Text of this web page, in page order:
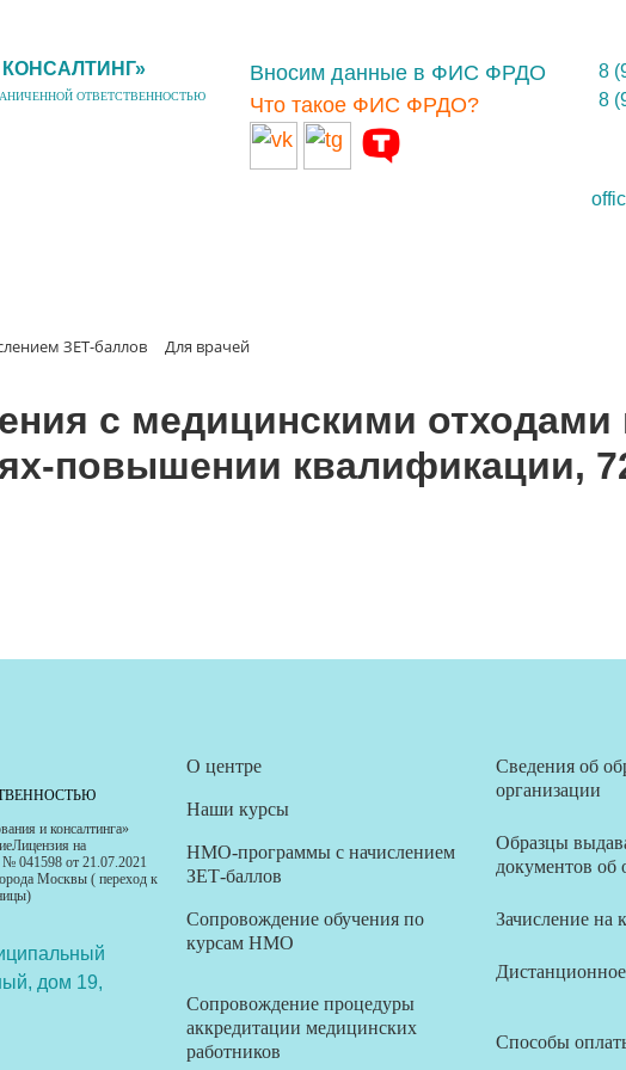
ОТВЕТСТВЕННОСТЬЮ
Вносим данные в ФИС ФРДО
Что такое ФИС ФРДО?
8
8
ЗЕТ-баллов Для врачей
с медицинскими
повышении квалификации,
и консалтинга»
на
№ 041598 от 21.07.2021
Москвы ( переход к
дом 19,
О центре
Наши курсы
НМО-программы с начислением
ЗЕТ-баллов
Сопровождение обучения по
курсам НМО
Сопровождение процедуры
аккредитации медицинских
работников
Сведения об
организации
Образцы
документов об
Зачисление на
Способы